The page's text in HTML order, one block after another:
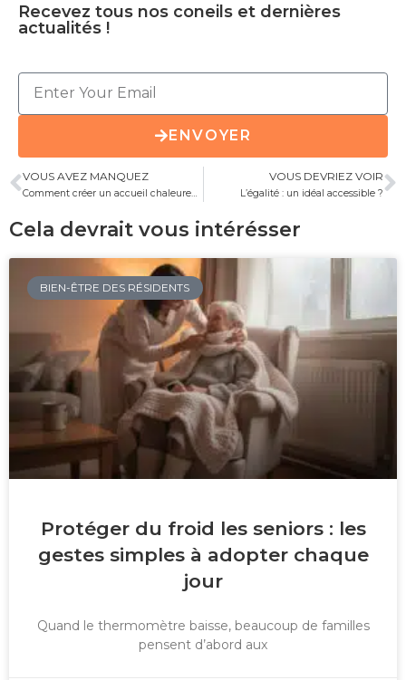
Recevez tous nos coneils et dernières
actualités !
ENVOYER
VOUS AVEZ MANQUEZ VOUS DEVRIEZ VOIR
L’égalité : un idéal accessible ?
Cela devrait vous intérésser
BIEN-ÊTRE DES RÉSIDENTS
Protéger du froid les seniors : les
gestes simples à adopter chaque
jour
Quand le thermomètre baisse, beaucoup de familles
pensent d’abord aux